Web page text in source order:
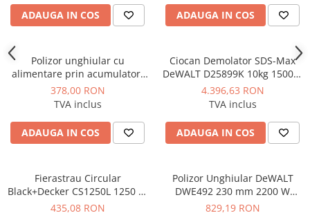
Filtrare si odorizare aer
Accesorii echipamente de
ventilatie si climatizare
Instalatii de apa si canalizare
Canalizare interioara
Canalizare pluviala
Distributie apa
ADAUGA IN COS ADAUGA IN COS
Polizor unghiular cu
alimentare prin acumulator,
fara acumulator inclus,
Hyundai model HY-AG 180-
378,00 RON
TVA inclus
ADAUGA IN COS
Ciocan Demolator SDS-Max
DeWALT D25899K 10kg 1500W
17.9J
4.396,63 RON
TVA inclus
ADAUGA IN COS
Fierastrau Circular
Black+Decker CS1250L 1250 W
190 mm 66 mm
435,08 RON
Polizor Unghiular DeWALT
DWE492 230 mm 2200 W
6.500 rpm
829,19 RON